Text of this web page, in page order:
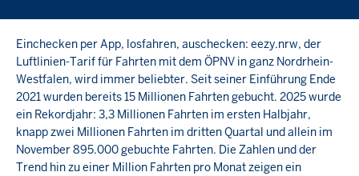
Einchecken per App, losfahren, auschecken: eezy.nrw, der
Luftlinien-Tarif für Fahrten mit dem ÖPNV in ganz Nordrhein-
Westfalen, wird immer beliebter. Seit seiner Einführung Ende
2021 wurden bereits 15 Millionen Fahrten gebucht. 2025 wurde
ein Rekordjahr: 3,3 Millionen Fahrten im ersten Halbjahr,
knapp zwei Millionen Fahrten im dritten Quartal und allein im
November 895.000 gebuchte Fahrten. Die Zahlen und der
Trend hin zu einer Million Fahrten pro Monat zeigen ein